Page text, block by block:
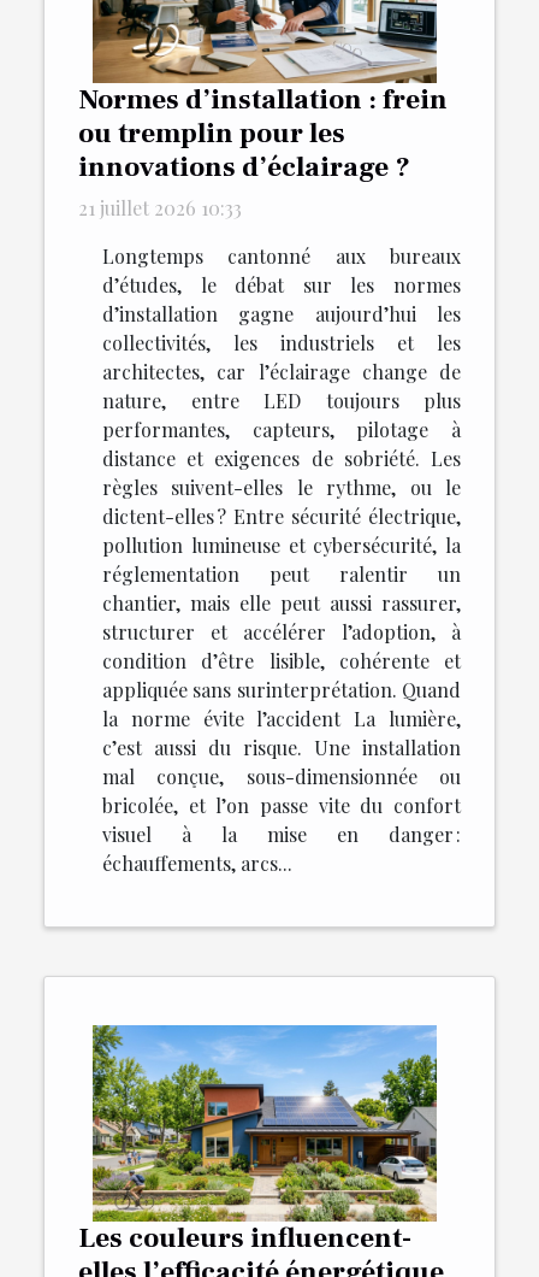
Normes d’installation : frein
ou tremplin pour les
innovations d’éclairage ?
21 juillet 2026 10:33
Longtemps cantonné aux bureaux
d’études, le débat sur les normes
d’installation gagne aujourd’hui les
collectivités, les industriels et les
architectes, car l’éclairage change de
nature, entre LED toujours plus
performantes, capteurs, pilotage à
distance et exigences de sobriété. Les
règles suivent-elles le rythme, ou le
dictent-elles ? Entre sécurité électrique,
pollution lumineuse et cybersécurité, la
réglementation peut ralentir un
chantier, mais elle peut aussi rassurer,
structurer et accélérer l’adoption, à
condition d’être lisible, cohérente et
appliquée sans surinterprétation. Quand
la norme évite l’accident La lumière,
c’est aussi du risque. Une installation
mal conçue, sous-dimensionnée ou
bricolée, et l’on passe vite du confort
visuel à la mise en danger :
échauffements, arcs...
Les couleurs influencent-